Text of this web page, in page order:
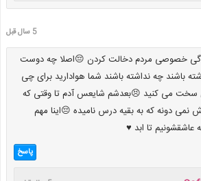
5 سال قبل
خصوصی مردم دخالت کردن 😔اصلا چه دوست
باشند چه نداشته باشند شما هوادارید برای چی
سخت می کنید 😣بعدشم شایعس آدم تا وقتی که
دونه که به بقیه درس نامیده 😔اینا مهم
تا ابد ⁦♥️⁩⁦
پاسخ